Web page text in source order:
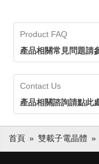
Product FAQ
產品相關常見問題請
Contact Us
產品相關諮詢請點此
首頁 雙載子電晶體